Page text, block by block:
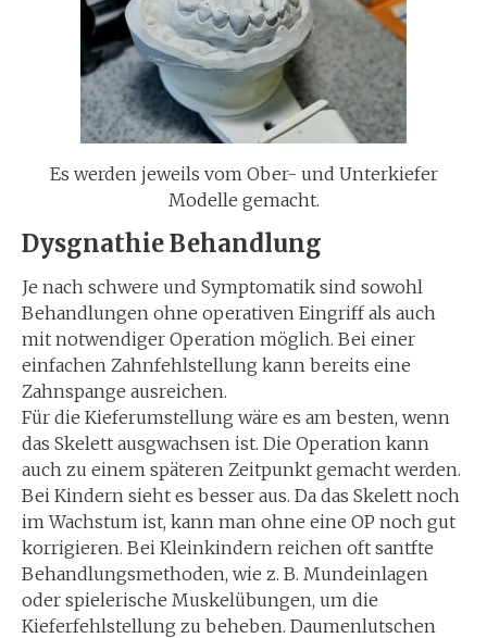
Es werden jeweils vom Ober- und Unterkiefer
Modelle gemacht.
Dysgnathie Behandlung
Je nach schwere und Symptomatik sind sowohl
Behandlungen ohne operativen Eingriff als auch
mit notwendiger Operation möglich. Bei einer
einfachen Zahnfehlstellung kann bereits eine
Zahnspange ausreichen.
Für die Kieferumstellung wäre es am besten, wenn
das Skelett ausgwachsen ist. Die Operation kann
auch zu einem späteren Zeitpunkt gemacht werden.
Bei Kindern sieht es besser aus. Da das Skelett noch
im Wachstum ist, kann man ohne eine OP noch gut
korrigieren. Bei Kleinkindern reichen oft santfte
Behandlungsmethoden, wie z. B. Mundeinlagen
oder spielerische Muskelübungen, um die
Kieferfehlstellung zu beheben. Daumenlutschen